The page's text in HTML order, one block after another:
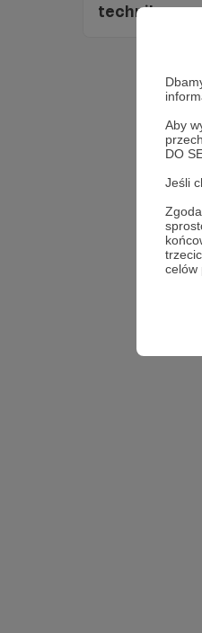
Aby
DO
Jeśli
celów
technik